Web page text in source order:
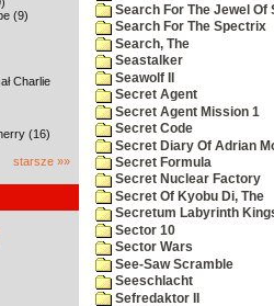
(9)
Charlie
(16)
starsze »»
Search For The Jewel Of
Search For The Spectrix
Search, The
Seastalker
Seawolf II
Secret Agent
Secret Agent Mission 1
Secret Code
Secret Diary Of Adrian
Secret Formula
Secret Nuclear Factory
Secret Of Kyobu Di, The
Secretum Labyrinth
Sector 10
Sector Wars
See-Saw Scramble
Seeschlacht
Sefredaktor II